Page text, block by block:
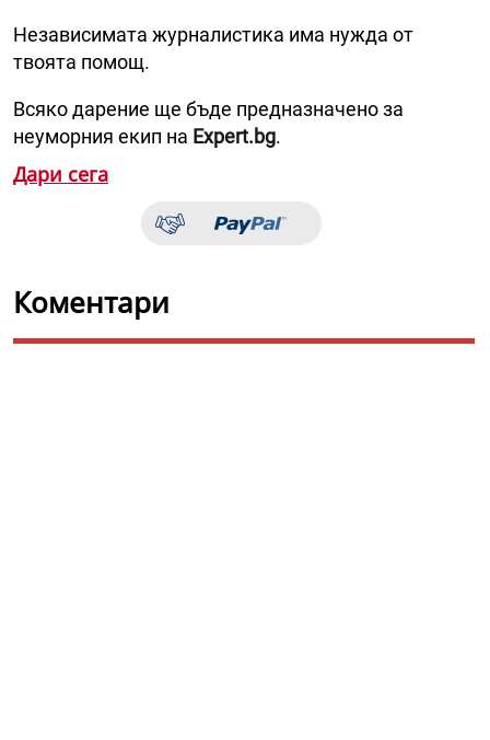
Независимата журналистика има нужда от
твоята помощ.
Всяко дарение ще бъде предназначено за
неуморния екип на Expert.bg.
Дари сега
Коментари